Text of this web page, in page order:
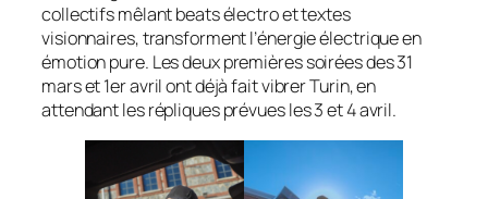
collectifs mêlant beats électro et textes
visionnaires, transforment l’énergie électrique en
émotion pure. Les deux premières soirées des 31
mars et 1er avril ont déjà fait vibrer Turin, en
attendant les répliques prévues les 3 et 4 avril.